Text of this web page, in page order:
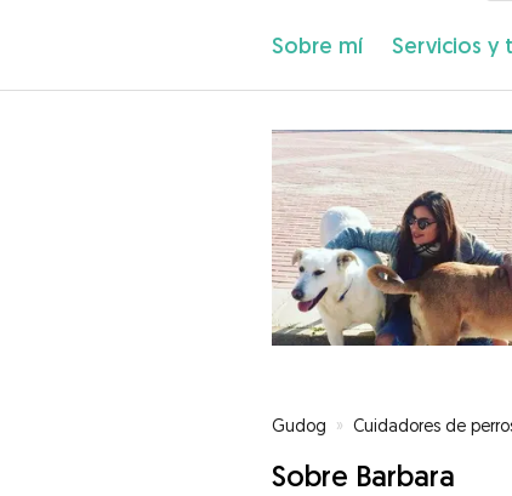
Sobre mí Servicios y
Gudog » Cuidadores de
Sobre Barbara